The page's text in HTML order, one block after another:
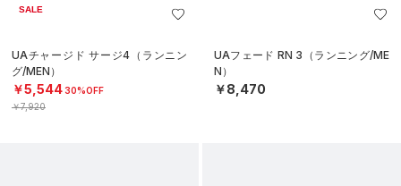
SALE
UAチャージド サージ4（ランニン
グ/MEN）
￥5,54430%OFF
￥7,920
UAフェード RN 3（ランニング/ME
N）
￥8,470